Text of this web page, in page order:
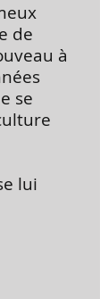
de
à
se
lui